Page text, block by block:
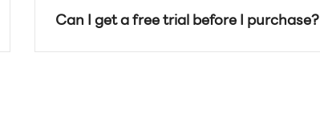
Can I get a free trial before I purchase?